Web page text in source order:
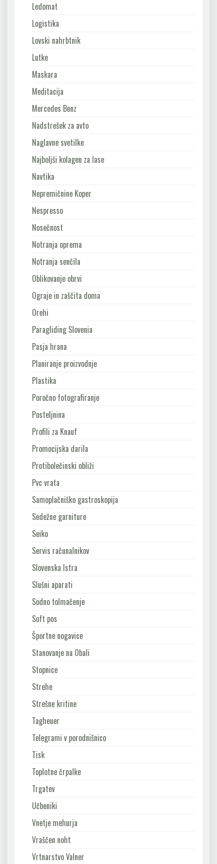
Ledomat
Logistika
Lovski nahrbtnik
Lutke
Maskara
Meditacija
Mercedes Benz
Nadstrešek za avto
Naglavne svetilke
Najboljši kolagen za lase
Navtika
Nepremičnine Koper
Nespresso
Nosečnost
Notranja oprema
Notranja senčila
Oblikovanje obrvi
Ograje in zaščita doma
Orehi
Paragliding Slovenia
Pasja hrana
Planiranje proizvodnje
Plastika
Poročno fotografiranje
Posteljnina
Profili za Knauf
Promocijska darila
Protibolečinski obliži
Pvc vrata
Samoplačniško gastroskopija
Sedežne garniture
Seiko
Servis računalnikov
Slovenska Istra
Slušni aparati
Sodno tolmačenje
Soft pos
Športne nogavice
Stanovanje na Obali
Stopnice
Strehe
Strešne kritine
Tagheuer
Telegrami v porodnišnico
Tisk
Toplotne črpalke
Trgatev
Učbeniki
Vnetje mehurja
Vraščen noht
Vrtnarstvo Valner